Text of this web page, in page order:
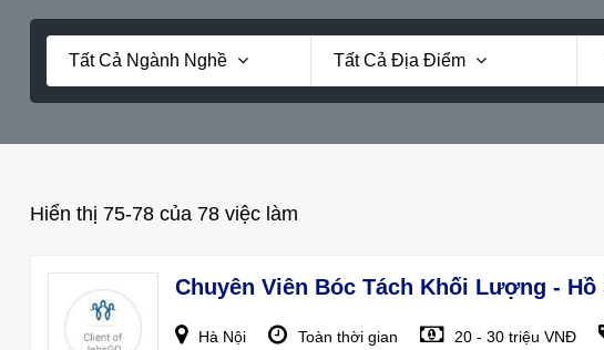
Tất Cả Ngành Nghề Tất Cả Địa Điểm
Hiển thị 75-78 của 78 việc làm
Chuyên Viên Bóc Tách Khối Lượng -
Hà Nội Toàn thời gian 20 - 30 triệu VNĐ